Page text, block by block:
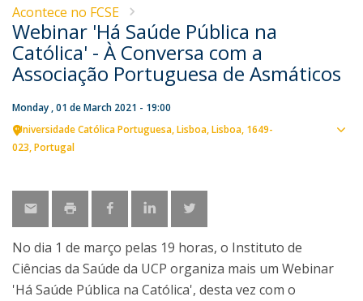
Acontece no FCSE
Webinar 'Há Saúde Pública na
Católica' - À Conversa com a
Associação Portuguesa de Asmáticos
Monday , 01 de March 2021 - 19:00
Universidade Católica Portuguesa Lisboa Lisboa 1649-
023 Portugal
No dia 1 de março pelas 19 horas, o Instituto de
Ciências da Saúde da UCP organiza mais um Webinar
'Há Saúde Pública na Católica', desta vez com o